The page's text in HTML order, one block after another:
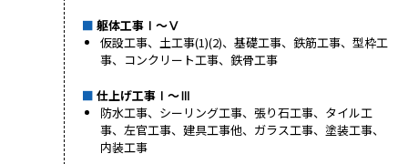
躯体工事Ⅰ～Ⅴ
仮設工事、土工事(1)(2)、基礎工事、鉄筋工事、型枠工
事、コンクリート工事、鉄骨工事
仕上げ工事Ⅰ～Ⅲ
防水工事、シーリング工事、張り石工事、タイル工
事、左官工事、建具工事他、ガラス工事、塗装工事、
内装工事